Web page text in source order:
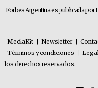
Forbes Argentina es publicada por
MediaKit Newsletter
Términos y condiciones
los derechos reservados.